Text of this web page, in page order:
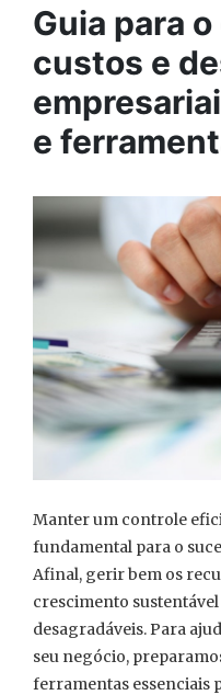
Guia para
custos e
e
Manter um controle
fundamental para o
Afinal, gerir bem os
crescimento
desagradáveis. Para
seu negócio,
ferramentas essenciais